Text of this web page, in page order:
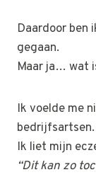
Daardoor ben
gegaan.
Maar ja… wat
Ik voelde me
bedrijfsartsen.
Ik liet mijn
“Dit kan zo